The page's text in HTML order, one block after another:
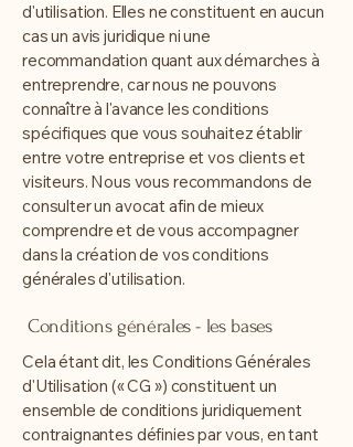
d'utilisation. Elles ne constituent en aucun
cas un avis juridique ni une
recommandation quant aux démarches à
entreprendre, car nous ne pouvons
connaître à l'avance les conditions
spécifiques que vous souhaitez établir
entre votre entreprise et vos clients et
visiteurs. Nous vous recommandons de
consulter un avocat afin de mieux
comprendre et de vous accompagner
dans la création de vos conditions
générales d'utilisation.
Conditions générales - les bases
Cela étant dit, les Conditions Générales
d'Utilisation (« CG ») constituent un
ensemble de conditions juridiquement
contraignantes définies par vous, en tant